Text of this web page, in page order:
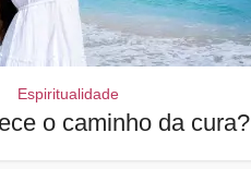
Espiritualidade
o caminho da cura?